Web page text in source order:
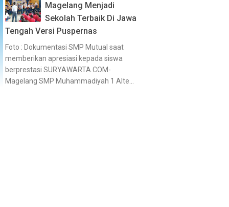
Magelang Menjadi
Sekolah Terbaik Di Jawa
Tengah Versi Puspernas
Foto : Dokumentasi SMP Mutual saat
memberikan apresiasi kepada siswa
berprestasi SURYAWARTA.COM-
Magelang SMP Muhammadiyah 1 Alte...